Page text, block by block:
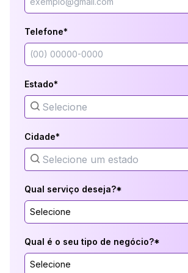
Telefone*
Estado*
Cidade*
Qual serviço deseja?*
Selecione
Qual é o seu tipo de negócio?*
Selecione